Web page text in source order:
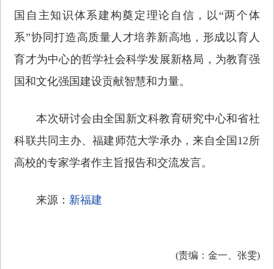
国自主知识体系建构奠定理论自信，以“两个体
系”协同打造高质量人才培养新高地，形成以育人
育才为中心的哲学社会科学发展新格局，为教育强
国和文化强国建设贡献智慧和力量。
本次研讨会由全国新文科教育研究中心和省社
科联共同主办、福建师范大学承办，来自全国12所
高校的专家学者作主旨报告和交流发言。
来源： 新福建
(责编：金一、张雯)